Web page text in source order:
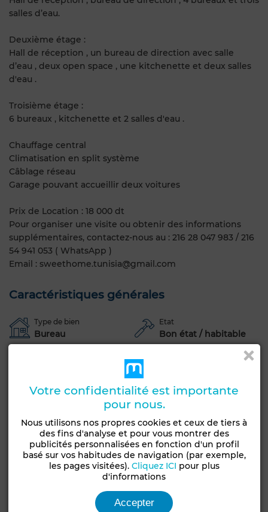
salles d’eau.
Deuxième étage :
Hall de réception , un bureau de direction avec salle
d’eau , deux open space , une kitchenette et deux salles
d'eau .
Troisième étage :
6 bureaux , kitchenette et 2 salles d'eau .
Chauffage central
Climatisation en split système
Câblage réseau
Garage pouvant accueillir deux voitures
Prix de Location : 18 000 dt
Pour organiser une visite ou obtenir des informations
supplémentaires, contactez-nous au : 216 28 047 983 / 216
54 941 053 ( WhatsApp )
Email : sweethome.tunisia@gmail.com
Caractéristiques générales
Type de bien
Bureau
Etat
Bon état / habitable
Terrasse Garage Ascenseur Climatisation
Voir plus de photos
Votre confidentialité est importante
pour nous.
Nous utilisons nos propres cookies et ceux de tiers à
des fins d'analyse et pour vous montrer des
publicités personnalisées en fonction d'un profil
basé sur vos habitudes de navigation (par exemple,
les pages visitées). Cliquez ICI pour plus
d'informations
Accepter